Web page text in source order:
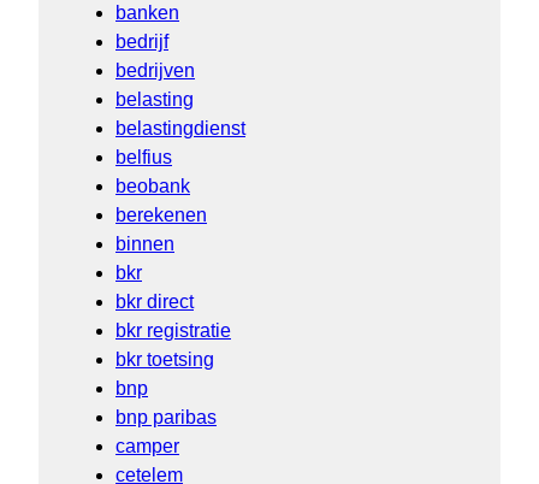
banken
bedrijf
bedrijven
belasting
belastingdienst
belfius
beobank
berekenen
binnen
bkr
bkr direct
bkr registratie
bkr toetsing
bnp
bnp paribas
camper
cetelem